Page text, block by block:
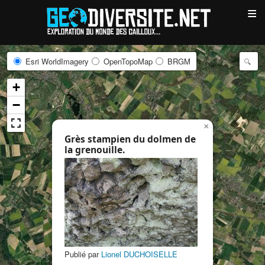
≡
Grès stampien du dolmen de
la grenouille.
Publié par Lionel DUCHOISELLE
×
Esri WorldImagery OpenTopoMap BRGM
+
−